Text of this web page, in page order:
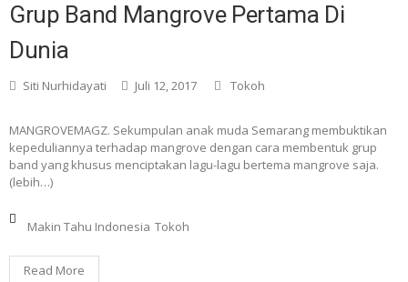
Grup Band Mangrove Pertama Di
Dunia
Siti Nurhidayati Juli 12, 2017 Tokoh
MANGROVEMAGZ. Sekumpulan anak muda Semarang membuktikan
kepeduliannya terhadap mangrove dengan cara membentuk grup
band yang khusus menciptakan lagu-lagu bertema mangrove saja.
(lebih…)
Makin Tahu Indonesia Tokoh
Read More